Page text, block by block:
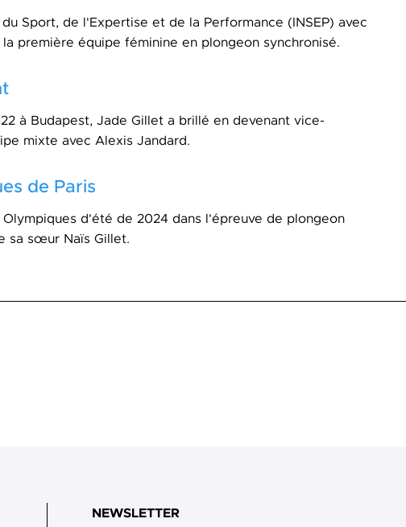
Sport, de l'Expertise et de la Performance (INSEP) avec
première équipe féminine en plongeon synchronisé.
à Budapest, Jade Gillet a brillé en devenant vice-
mixte avec Alexis Jandard.
de Paris
d'été de 2024 dans l'épreuve de plongeon
sa sœur Naïs Gillet.
NEWSLETTER